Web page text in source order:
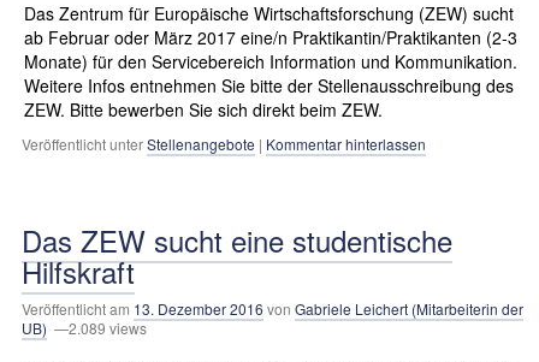
Das Zentrum für Europäische Wirtschaftsforschung (ZEW) sucht
ab Februar oder März 2017 eine/n Praktikantin/Praktikanten (2-3
Monate) für den Servicebereich Information und Kommunikation.
Weitere Infos entnehmen Sie bitte der Stellenausschreibung des
ZEW. Bitte bewerben Sie sich direkt beim ZEW.
Veröffentlicht unterStellenangebote | Kommentar hinterlassen
Das ZEW sucht eine studentische
Hilfskraft
Veröffentlicht am 13. Dezember 2016 von Gabriele Leichert (Mitarbeiterin der
UB) —2.089 views